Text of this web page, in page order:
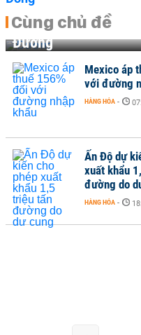
Cùng chủ đề
Đường
Mexico áp
với đường
HÀNG HÓA -
Ấn Độ dự
xuất khẩu
đường do
HÀNG HÓA -